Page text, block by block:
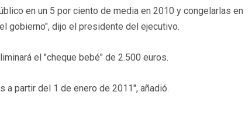
en un 5 por ciento de media en 2010 y congelarlas en
gobierno", dijo el presidente del ejecutivo.
el "cheque bebé" de 2.500 euros.
a partir del 1 de enero de 2011", añadió.